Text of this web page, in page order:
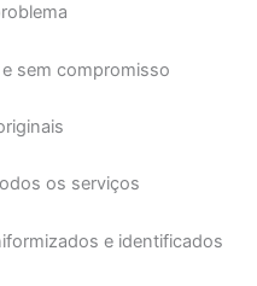
sem compromisso
os serviços
e identificados